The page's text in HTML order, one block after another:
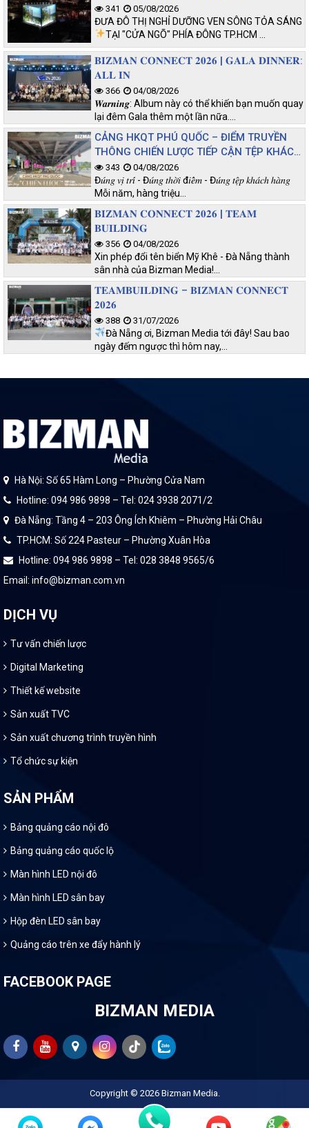
341 05/08/2026
ĐƯA ĐÔ THỊ NGHỈ DƯỠNG VEN SÔNG TỎA SÁNG
TẠI "CỬA NGÕ" PHÍA ĐÔNG TP.HCM
𝐁𝐈𝐙𝐌𝐀𝐍 𝐂𝐎𝐍𝐍𝐄𝐂𝐓 𝟐𝟎𝟐𝟔 | 𝐆𝐀𝐋𝐀 𝐃𝐈𝐍𝐍𝐄𝐑:
𝐀𝐋𝐋 𝐈𝐍
366 04/08/2026
𝑾𝒂𝒓𝒏𝒊𝒏𝒈: Album này có thể khiến bạn muốn quay
lại đêm Gala thêm một lần nữa.…
CẢNG HKQT PHÚ QUỐC – ĐIỂM TRUYỀN
THÔNG CHIẾN LƯỢC TIẾP CẬN TỆP KHÁCH
CHẤT LƯỢNG
343 04/08/2026
Đ𝑢́𝑛𝑔 𝑣𝑖̣ 𝑡𝑟𝑖́ - Đ𝑢́𝑛𝑔 𝑡ℎ𝑜̛̀𝑖 đ𝑖𝑒̂̉𝑚 - Đ𝑢́𝑛𝑔 𝑡𝑒̣̂𝑝 𝑘ℎ𝑎́𝑐ℎ ℎ𝑎̀𝑛𝑔
Mỗi năm, hàng triệu…
𝐁𝐈𝐙𝐌𝐀𝐍 𝐂𝐎𝐍𝐍𝐄𝐂𝐓 𝟐𝟎𝟐𝟔 | 𝐓𝐄𝐀𝐌
𝐁𝐔𝐈𝐋𝐃𝐈𝐍𝐆
356 04/08/2026
Xin phép đổi tên biển Mỹ Khê - Đà Nẵng thành
sân nhà của Bizman Media!…
𝐓𝐄𝐀𝐌𝐁𝐔𝐈𝐋𝐃𝐈𝐍𝐆 – 𝐁𝐈𝐙𝐌𝐀𝐍 𝐂𝐎𝐍𝐍𝐄𝐂𝐓
𝟐𝟎𝟐𝟔
388 31/07/2026
Đà Nẵng ơi, Bizman Media tới đây! Sau bao
ngày đếm ngược thì hôm nay,…
Hà Nội: Số 65 Hàm Long – Phường Cửa Nam
Hotline: 094 986 9898 – Tel: 024 3938 2071/2
Đà Nẵng: Tầng 4 – 203 Ông Ích Khiêm – Phường Hải Châu
TP.HCM: Số 224 Pasteur – Phường Xuân Hòa
Hotline: 094 986 9898 – Tel: 028 3848 9565/6
Email: info@bizman.com.vn
DỊCH VỤ
Tư vấn chiến lược
Digital Marketing
Thiết kế website
Sản xuất TVC
Sản xuất chương trình truyền hình
Tổ chức sự kiện
SẢN PHẨM
Bảng quảng cáo nội đô
Bảng quảng cáo quốc lộ
Màn hình LED nội đô
Màn hình LED sân bay
Hộp đèn LED sân bay
Quảng cáo trên xe đẩy hành lý
FACEBOOK PAGE
BIZMAN MEDIA
Copyright © 2026 Bizman Media